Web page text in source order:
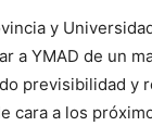
y
a YMAD de un
previsibilidad y
cara a los